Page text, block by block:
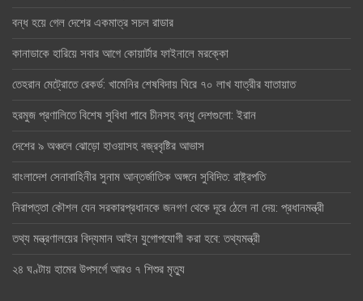
বন্ধ হয়ে গেল দেশের একমাত্র সচল রাডার
কানাডাকে হারিয়ে সবার আগে কোয়ার্টার ফাইনালে মরক্কো
তেহরান মেট্রোতে রেকর্ড: খামেনির শেষবিদায় ঘিরে ৭০ লাখ যাত্রীর যাতায়াত
হরমুজ প্রণালিতে বিশেষ সুবিধা পাবে চীনসহ বন্ধু দেশগুলো: ইরান
দেশের ৯ অঞ্চলে ঝোড়ো হাওয়াসহ বজ্রবৃষ্টির আভাস
বাংলাদেশ সেনাবাহিনীর সুনাম আন্তর্জাতিক অঙ্গনে সুবিদিত: রাষ্ট্রপতি
নিরাপত্তা কৌশল যেন সরকারপ্রধানকে জনগণ থেকে দূরে ঠেলে না দেয়: প্রধানমন্ত্রী
তথ্য মন্ত্রণালয়ের বিদ্যমান আইন যুগোপযোগী করা হবে: তথ্যমন্ত্রী
২৪ ঘণ্টায় হামের উপসর্গে আরও ৭ শিশুর মৃত্যু